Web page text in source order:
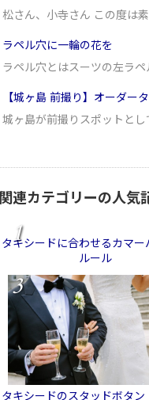
松さん、小寺さん この度は
ラペル穴に一輪の花を
ラペル穴とはスーツの左ラ
【城ヶ島 前撮り】オーダー
城ヶ島が前撮りスポットと
関連カテゴリーの人気
1
タキシードに合わせるカマー
ルール
3
タキシードのスタッドボタン